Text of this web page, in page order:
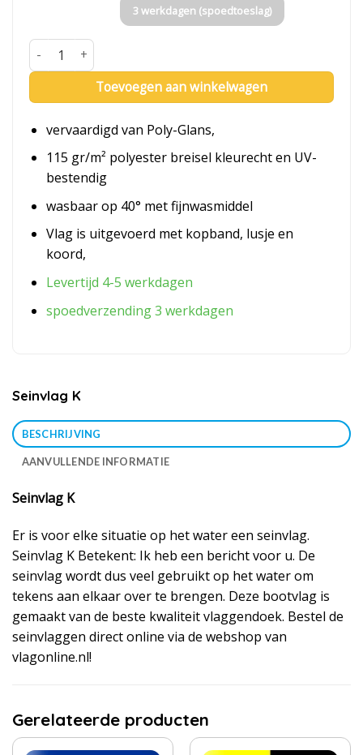
3 werkdagen (spoedtoeslag)
Seinvlag K aantal
Toevoegen aan winkelwagen
vervaardigd van Poly-Glans,
115 gr/m² polyester breisel kleurecht en UV-
bestendig
wasbaar op 40° met fijnwasmiddel
Vlag is uitgevoerd met kopband, lusje en
koord,
Levertijd 4-5 werkdagen
spoedverzending 3 werkdagen
Seinvlag K
BESCHRIJVING
AANVULLENDE INFORMATIE
Seinvlag K
Er is voor elke situatie op het water een seinvlag.
Seinvlag K Betekent: Ik heb een bericht voor u. De
seinvlag wordt dus veel gebruikt op het water om
tekens aan elkaar over te brengen. Deze bootvlag is
gemaakt van de beste kwaliteit vlaggendoek. Bestel de
seinvlaggen direct online via de webshop van
vlagonline.nl!
Gerelateerde producten